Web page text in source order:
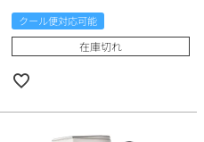
クール便対応可能
在庫切れ